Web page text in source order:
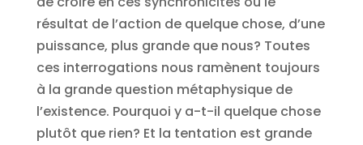
résultat de l’action de quelque chose, d’une
puissance, plus grande que nous? Toutes
ces interrogations nous ramènent toujours
à la grande question métaphysique de
l’existence. Pourquoi y a-t-il quelque chose
plutôt que rien? Et la tentation est grande